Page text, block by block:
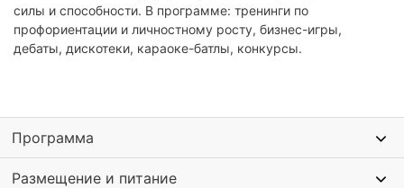
силы и способности. В программе: тренинги по
профориентации и личностному росту, бизнес-игры,
дебаты, дискотеки, караоке-батлы, конкурсы.
Программа
Размещение и питание